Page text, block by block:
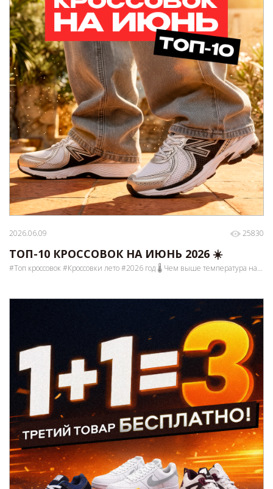
2026.06.09 25830
ТОП-10 КРОССОВОК НА ИЮНЬ 2026 ☀️
#Топ кроссовок #Кроссовки лето #2026 год 🌡️ Чем выше температура на...